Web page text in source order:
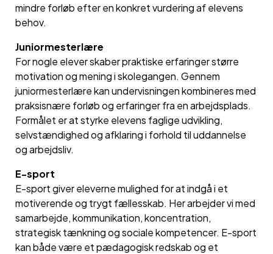
mindre forløb efter en konkret vurdering af elevens
behov.
Juniormesterlære
For nogle elever skaber praktiske erfaringer større
motivation og mening i skolegangen. Gennem
juniormesterlære kan undervisningen kombineres med
praksisnære forløb og erfaringer fra en arbejdsplads.
Formålet er at styrke elevens faglige udvikling,
selvstændighed og afklaring i forhold til uddannelse
og arbejdsliv.
E-sport
E-sport giver eleverne mulighed for at indgå i et
motiverende og trygt fællesskab. Her arbejder vi med
samarbejde, kommunikation, koncentration,
strategisk tænkning og sociale kompetencer. E-sport
kan både være et pædagogisk redskab og et